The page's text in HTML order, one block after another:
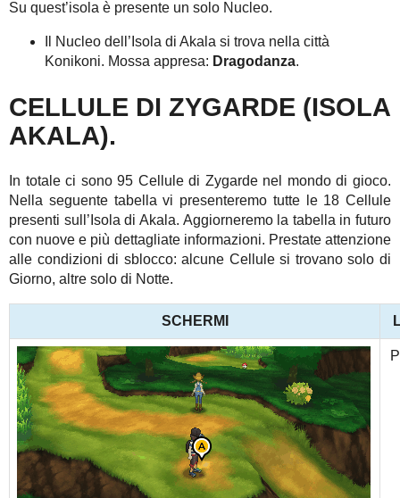
Su quest’isola è presente un solo Nucleo.
Il Nucleo dell’Isola di Akala si trova nella città
Konikoni. Mossa appresa: Dragodanza.
CELLULE DI ZYGARDE (ISOLA
AKALA).
In totale ci sono 95 Cellule di Zygarde nel mondo di gioco.
Nella seguente tabella vi presenteremo tutte le 18 Cellule
presenti sull’Isola di Akala. Aggiorneremo la tabella in futuro
con nuove e più dettagliate informazioni. Prestate attenzione
alle condizioni di sblocco: alcune Cellule si trovano solo di
Giorno, altre solo di Notte.
SCHERMI